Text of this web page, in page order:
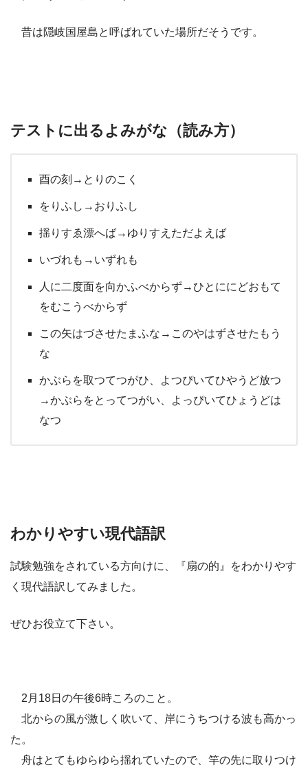
昔は隠岐国屋島と呼ばれていた場所だそうです。
テストに出るよみがな（読み方）
酉の刻→とりのこく
をりふし→おりふし
揺りすゑ漂へば→ゆりすえただよえば
いづれも→いずれも
人に二度面を向かふべからず→ひとににどおもて
をむこうべからず
この矢はづさせたまふな→このやはずさせたもう
な
かぶらを取つてつがひ、よつぴいてひやうど放つ
→かぶらをとってつがい、よっぴいてひょうどは
なつ
わかりやすい現代語訳
試験勉強をされている方向けに、『扇の的』をわかりやす
く現代語訳してみました。
ぜひお役立て下さい。
2月18日の午後6時ころのこと。
北からの風が激しく吹いて、岸にうちつける波も高かっ
た。
舟はとてもゆらゆら揺れていたので、竿の先に取りつけ